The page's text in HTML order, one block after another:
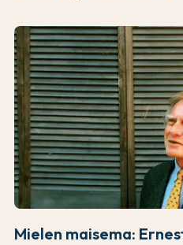
Mielen maisema: